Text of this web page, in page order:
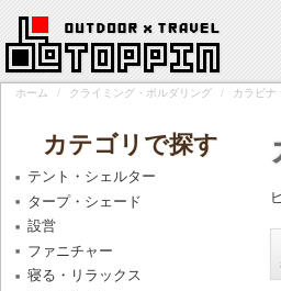
ホーム / クライミング・ボルダリング / カラビナ
カテゴリで探す
テント・シェルター
タープ・シェード
設営
ファニチャー
寝る・リラックス